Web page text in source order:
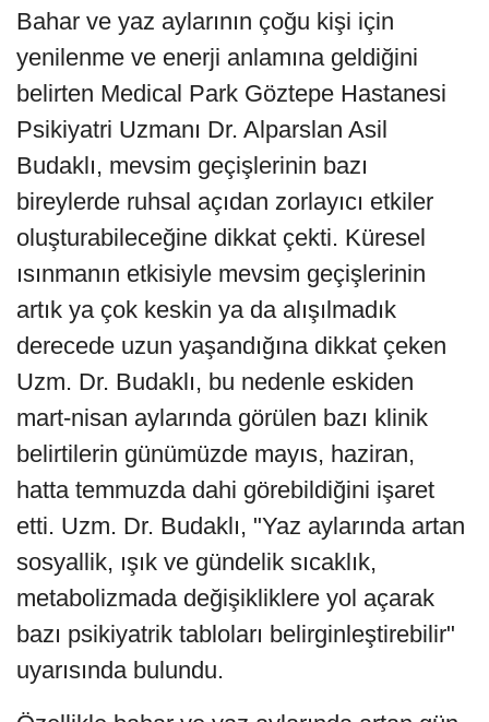
Bahar ve yaz aylarının çoğu kişi için
yenilenme ve enerji anlamına geldiğini
belirten Medical Park Göztepe Hastanesi
Psikiyatri Uzmanı Dr. Alparslan Asil
Budaklı, mevsim geçişlerinin bazı
bireylerde ruhsal açıdan zorlayıcı etkiler
oluşturabileceğine dikkat çekti. Küresel
ısınmanın etkisiyle mevsim geçişlerinin
artık ya çok keskin ya da alışılmadık
derecede uzun yaşandığına dikkat çeken
Uzm. Dr. Budaklı, bu nedenle eskiden
mart-nisan aylarında görülen bazı klinik
belirtilerin günümüzde mayıs, haziran,
hatta temmuzda dahi görebildiğini işaret
etti. Uzm. Dr. Budaklı, "Yaz aylarında artan
sosyallik, ışık ve gündelik sıcaklık,
metabolizmada değişikliklere yol açarak
bazı psikiyatrik tabloları belirginleştirebilir"
uyarısında bulundu.